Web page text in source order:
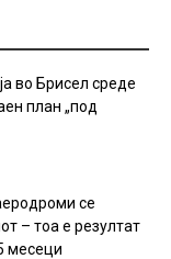
во Брисел среде
план „под
се
– тоа е резултат
месеци